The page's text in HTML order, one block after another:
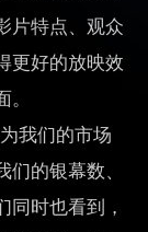
片特点、观众
更好的放映效
我们的市场
的银幕数、
同时也看到，